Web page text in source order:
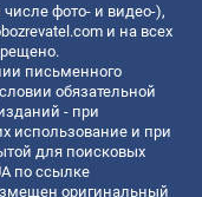
фото- и видео-),
и на всех
письменного
обязательной
- при
использование и при
для поисковых
по ссылке
оригинальный